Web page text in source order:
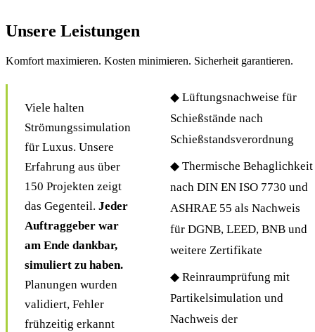
Unsere Leistungen
Komfort maximieren. Kosten minimieren. Sicherheit garantieren.
Viele halten
Strömungssimulation
für Luxus. Unsere
Erfahrung aus über
150 Projekten zeigt
das Gegenteil. Jeder
Auftraggeber war
am Ende dankbar,
simuliert zu haben.
Planungen wurden
validiert, Fehler
frühzeitig erkannt
◆ Lüftungsnachweise für
Schießstände nach
Schießstandsverordnung
◆ Thermische Behaglichkeit
nach DIN EN ISO 7730 und
ASHRAE 55 als Nachweis
für DGNB, LEED, BNB und
weitere Zertifikate
◆ Reinraumprüfung mit
Partikelsimulation und
Nachweis der